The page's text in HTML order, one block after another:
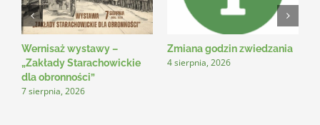
Wernisaż wystawy –
„Zakłady Starachowickie
dla obronności”
7 sierpnia, 2026
Zmiana godzin zwiedzania
4 sierpnia, 2026